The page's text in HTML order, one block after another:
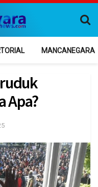
MANCANEGARA
Apa?